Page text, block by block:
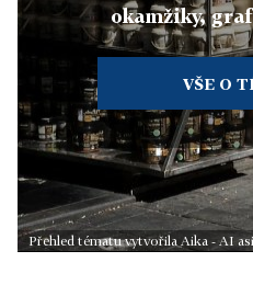
okamžiky,
VŠE O
Přehled tématu vytvořila Aika - AI